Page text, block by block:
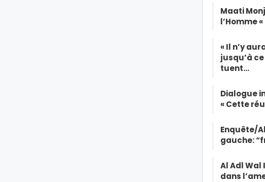
Maati
l’Homme
« Il n’y
jusqu’à
tuent…
Dialogue
« Cette
Enquête/
gauche:
Al Adl Wal
dans